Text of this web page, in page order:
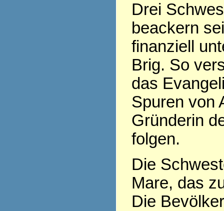
Drei
beackern
finanziell
Brig. So
das
Spuren von
Gründerin
folgen.
Die
Mare, das
Die